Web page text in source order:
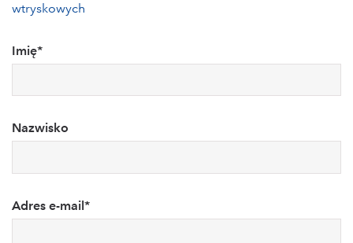
wtryskowych
Imię*
Nazwisko
Adres e-mail*